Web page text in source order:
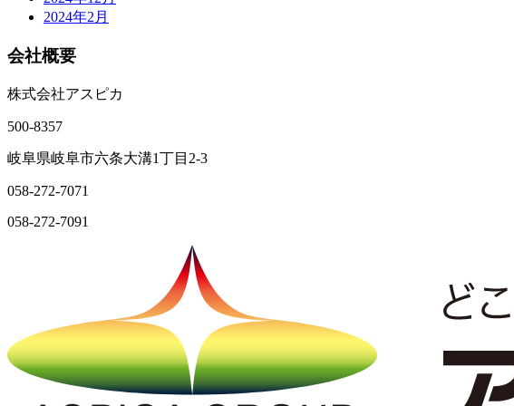
2024年2月
会社概要
株式会社アスピカ
500-8357
岐阜県岐阜市六条大溝1丁目2‐3
058-272-7071
058-272-7091